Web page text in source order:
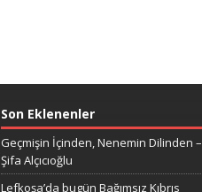
Son Eklenenler
Geçmişin İçinden, Nenemin Dilinden –
Şifa Alçıcıoğlu
Lefkoşa’da bugün Bağımsız Kıbrıs